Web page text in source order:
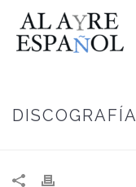
DISCOGRAFÍA